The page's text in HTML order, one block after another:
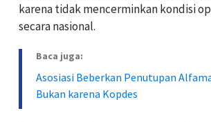
karena tidak mencerminkan kondisi
secara nasional.
Baca juga:
Asosiasi Beberkan Penutupan
Bukan karena Kopdes